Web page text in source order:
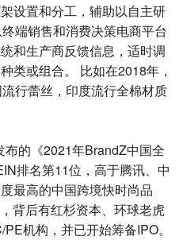
设置和分工，辅助以自主研
端销售和消费决策电商平台
和生产商反馈信息，适时调
类或组合。 比如在2018年，
行蕾丝，印度流行全棉材质
的《2021年BrandZ中国全
排名第11位，高于腾讯、中
最高的中国跨境快时尚品
背后有红杉资本、环球老虎
机构，并已开始筹备IPO。